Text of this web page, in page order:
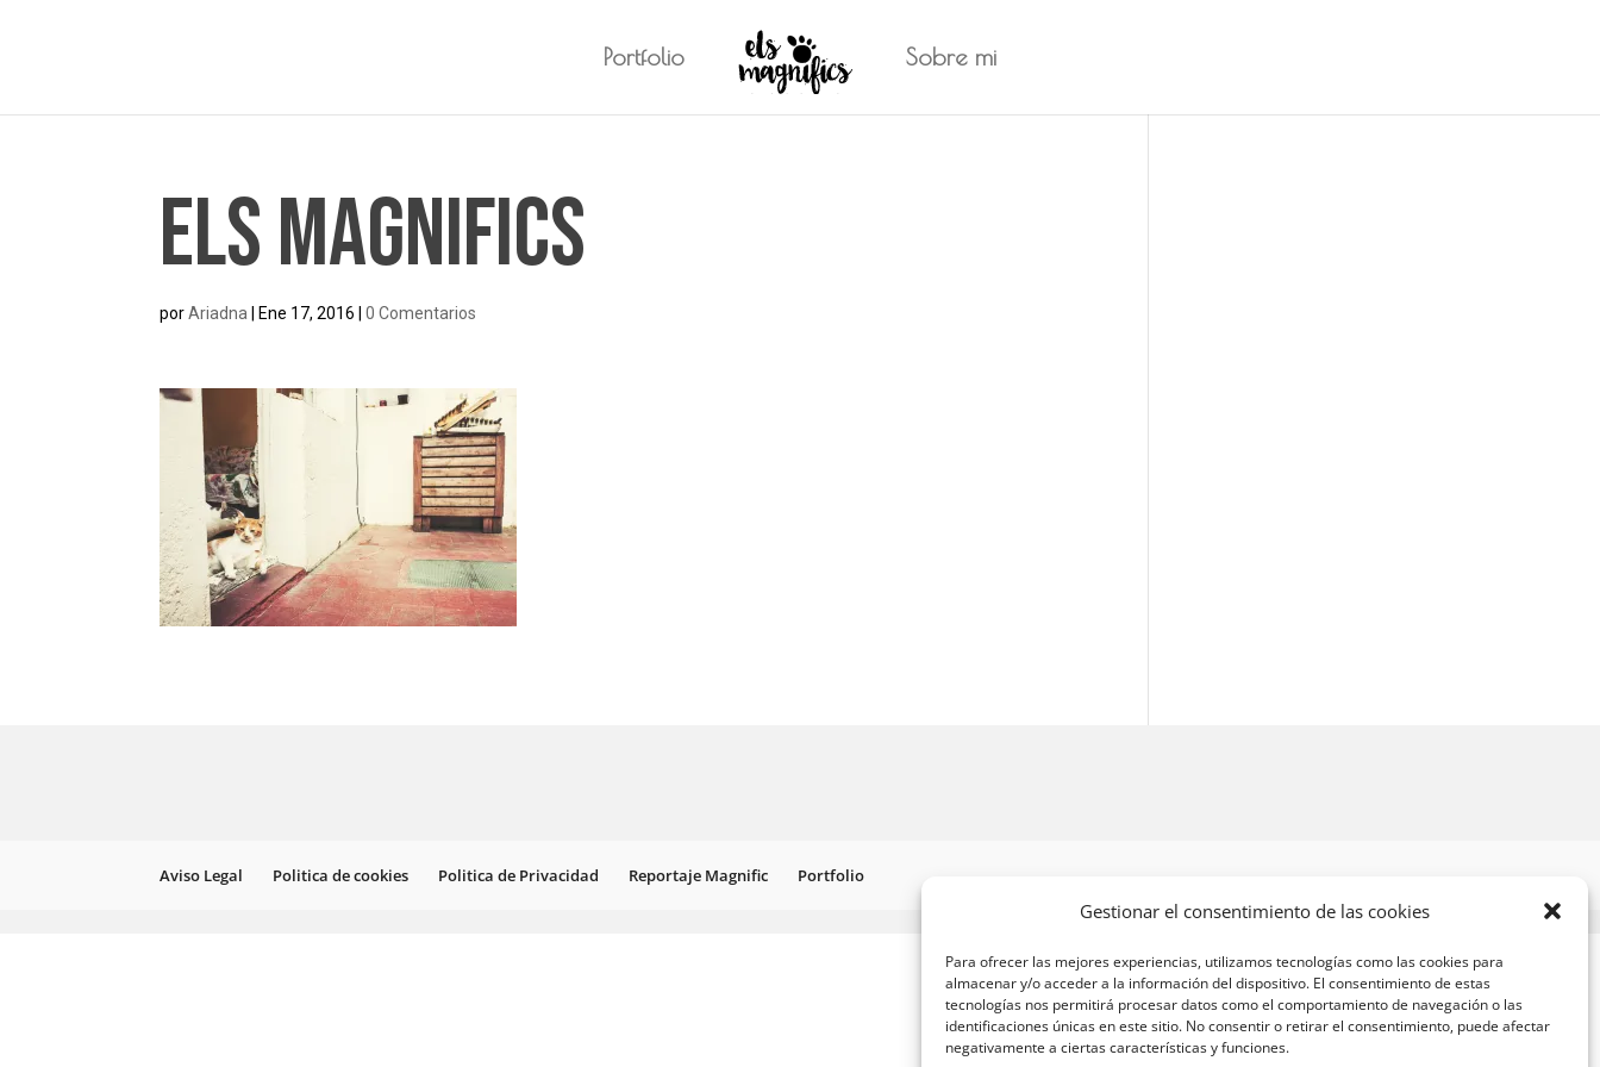
Gestionar el consentimiento de las cookies
Para ofrecer las mejores experiencias, utilizamos tecnologías como las cookies para
almacenar y/o acceder a la información del dispositivo. El consentimiento de estas
tecnologías nos permitirá procesar datos como el comportamiento de navegación o las
identificaciones únicas en este sitio. No consentir o retirar el consentimiento, puede afectar
negativamente a ciertas características y funciones.
Portfolio Sobre mi
Els Magnifics
porAriadna Ene 17, 2016 |0 Comentarios
Aviso Legal Politica de cookies Politica de Privacidad Reportaje Magnific Portfolio